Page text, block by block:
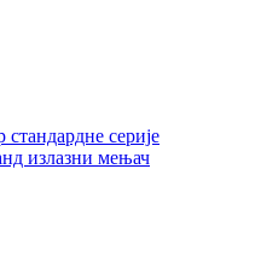
серије
излазни мењач